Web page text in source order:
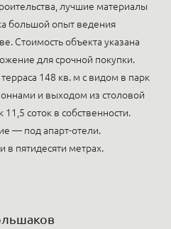
лучшие материалы
большой опыт ведения
Стоимость объекта указана
для срочной покупки.
148 кв. м с видом в парк
и выходом из столовой
соток в собственности.
— под апарт-отели.
в пятидесяти метрах.